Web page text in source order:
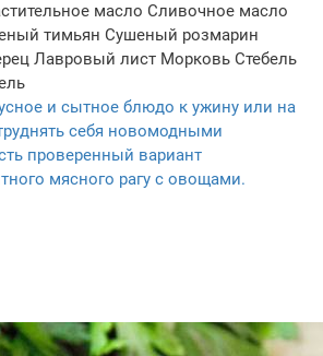
масло Сливочное масло
тимьян Сушеный розмарин
Лавровый лист Морковь Стебель
и сытное блюдо к ужину или на
себя новомодными
проверенный вариант
мясного рагу с овощами.